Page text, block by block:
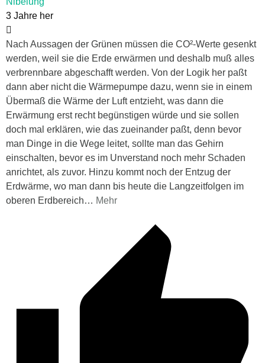
3 Jahre her
Nach Aussagen der Grünen müssen die CO²-Werte gesenkt
werden, weil sie die Erde erwärmen und deshalb muß alles
verbrennbare abgeschafft werden. Von der Logik her paßt
dann aber nicht die Wärmepumpe dazu, wenn sie in einem
Übermaß die Wärme der Luft entzieht, was dann die
Erwärmung erst recht begünstigen würde und sie sollen
doch mal erklären, wie das zueinander paßt, denn bevor
man Dinge in die Wege leitet, sollte man das Gehirn
einschalten, bevor es im Unverstand noch mehr Schaden
anrichtet, als zuvor. Hinzu kommt noch der Entzug der
Erdwärme, wo man dann bis heute die Langzeitfolgen im
oberen Erdbereich… Mehr